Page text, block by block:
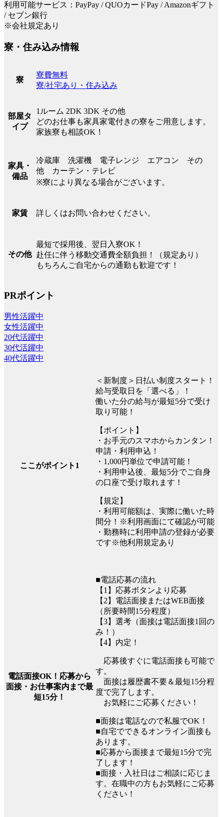
利用可能サービス：PayPay / QUOカードPay / Amazonギフト
/ セブン銀行
※会社規定あり
寮・住み込み情報
寮
寮費無料
寮/社宅あり・住み込み
部屋タ
イプ
1ルーム 2DK 3DK その他
どのお仕事も家具家電付きの寮をご用意します。
家族寮も相談OK！
家具・
備品
冷蔵庫 洗濯機 電子レンジ エアコン その
他 カーテン・テレビ
※寮により異なる場合がございます。
家賃 詳しくはお問い合わせください。
その他
最短で採用後、翌日入寮OK！
赴任に伴う移動交通費全額負担！（規定あり）
もちろんご自宅からの通勤も歓迎です！
PRポイント
男性活躍中
女性活躍中
20代活躍中
30代活躍中
40代活躍中
ここがポイント1
＜新制度＞日払い制度スタート！
給与受取日を「選べる」！
働いた分の給与が最短5分で受け
取り可能！
【ポイント】
・お手元のスマホからカンタン！
申請・利用申込！
・1,000円単位で申請可能！
・利用申込後、最短5分でご自身
の口座で受け取れます！
【規定】
・利用可能額は、実際に働いた時
間分！※利用画面にて確認が可能
・勤務時に利用申請の登録が必要
です※他利用規定あり
電話面接OK！応募から
面接・お仕事案内まで最
短15分！
■電話応募の流れ
【1】応募ボタンより応募
【2】電話面接またはWEB面接
（所要時間15分程度）
【3】選考（面接は電話面接1回の
み！）
【4】内定！
応募後すぐに電話面接も可能で
す。
面接は履歴書不要＆最短15分程
度で完了します。
お気軽にご応募ください！
■面接は電話なので私服でOK！
■自宅でできるオンライン面接も
あります。
■応募から面接まで最短15分で完
了します！
■面接・入社日はご相談に応じま
す。在職中の方もお気軽にご応募
ください！